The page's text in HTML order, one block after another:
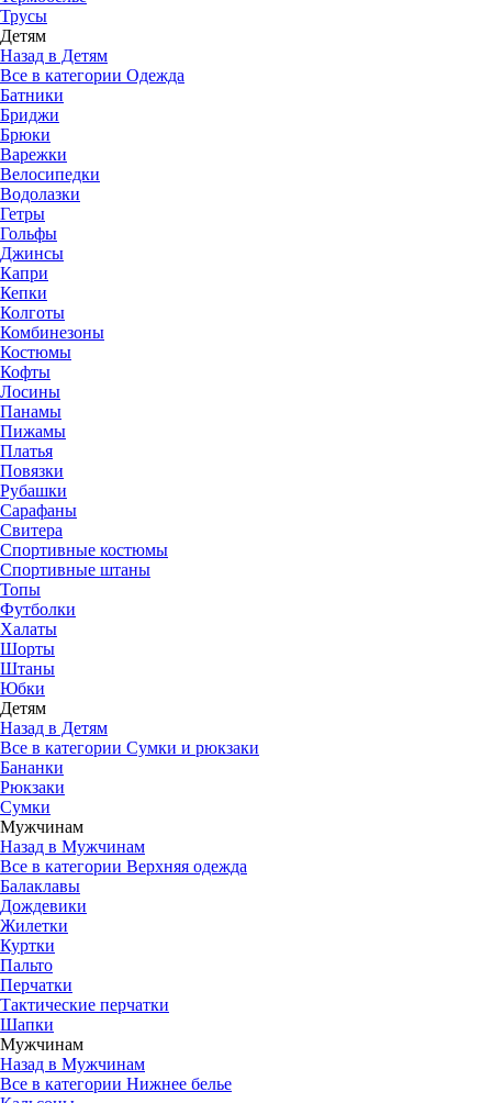
Трусы
Детям
Назад в Детям
Все в категории Одежда
Батники
Бриджи
Брюки
Варежки
Велосипедки
Водолазки
Гетры
Гольфы
Джинсы
Капри
Кепки
Колготы
Комбинезоны
Костюмы
Кофты
Лосины
Панамы
Пижамы
Платья
Повязки
Рубашки
Сарафаны
Свитера
Спортивные костюмы
Спортивные штаны
Топы
Футболки
Халаты
Шорты
Штаны
Юбки
Детям
Назад в Детям
Все в категории Сумки и рюкзаки
Бананки
Рюкзаки
Сумки
Мужчинам
Назад в Мужчинам
Все в категории Верхняя одежда
Балаклавы
Дождевики
Жилетки
Куртки
Пальто
Перчатки
Тактические перчатки
Шапки
Мужчинам
Назад в Мужчинам
Все в категории Нижнее белье